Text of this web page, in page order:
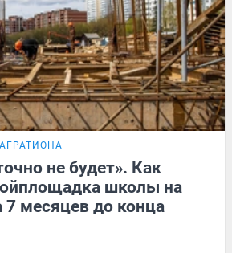
не будет». Как
школы на
7 месяцев до конца